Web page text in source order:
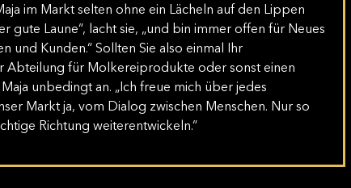
im Markt selten ohne ein Lächeln auf den Lippen
gute Laune“, lacht sie, „und bin immer offen für Neues
und Kunden.“ Sollten Sie also einmal Ihr
Abteilung für Molkereiprodukte oder sonst einen
unbedingt an. „Ich freue mich über jedes
Markt ja, vom Dialog zwischen Menschen. Nur so
Richtung weiterentwickeln.“